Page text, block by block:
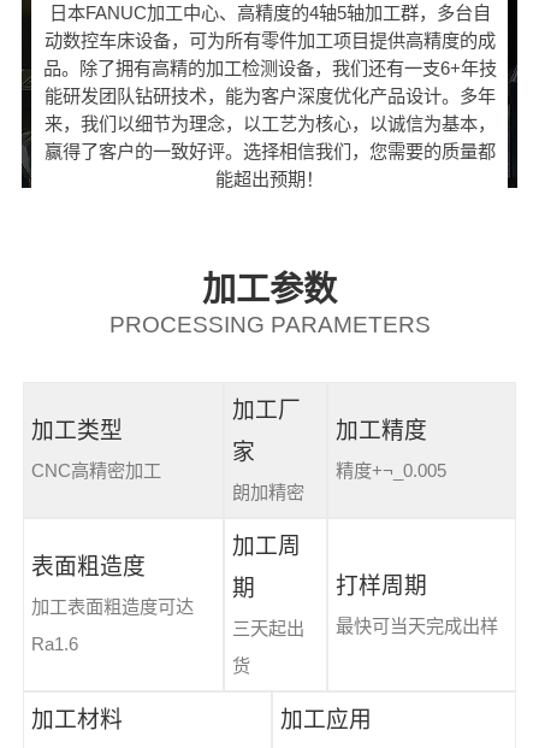
日本FANUC加工中心、高精度的4轴5轴加工群，多台自
动数控车床设备，可为所有零件加工项目提供高精度的成
品。除了拥有高精的加工检测设备，我们还有一支6+年技
能研发团队钻研技术，能为客户深度优化产品设计。多年
来，我们以细节为理念，以工艺为核心，以诚信为基本，
赢得了客户的一致好评。选择相信我们，您需要的质量都
能超出预期！
加工参数
PROCESSING PARAMETERS
加工类型
CNC高精密加工
加工厂
家
朗加精密
加工精度
精度+¬_0.005
表面粗造度
加工表面粗造度可达
Ra1.6
加工周
期
三天起出
货
打样周期
最快可当天完成出样
加工材料 加工应用